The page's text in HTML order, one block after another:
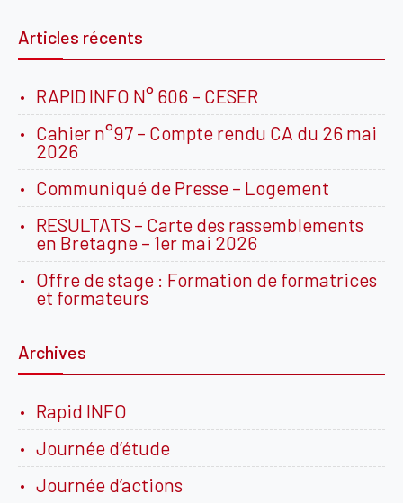
Articles récents
RAPID INFO N° 606 – CESER
Cahier n°97 – Compte rendu CA du 26 mai
2026
Communiqué de Presse – Logement
RESULTATS – Carte des rassemblements
en Bretagne – 1er mai 2026
Offre de stage : Formation de formatrices
et formateurs
Archives
Rapid INFO
Journée d’étude
Journée d’actions